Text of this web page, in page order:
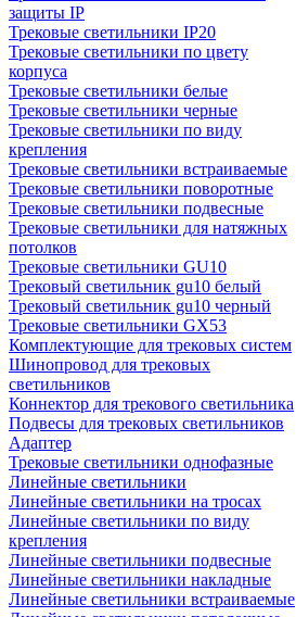
защиты IP
Трековые светильники IP20
Трековые светильники по цвету
корпуса
Трековые светильники белые
Трековые светильники черные
Трековые светильники по виду
крепления
Трековые светильники встраиваемые
Трековые светильники поворотные
Трековые светильники подвесные
Трековые светильники для натяжных
потолков
Трековые светильники GU10
Трековый светильник gu10 белый
Трековый светильник gu10 черный
Трековые светильники GX53
Комплектующие для трековых систем
Шинопровод для трековых
светильников
Коннектор для трекового светильника
Подвесы для трековых светильников
Адаптер
Трековые светильники однофазные
Линейные светильники
Линейные светильники на тросах
Линейные светильники по виду
крепления
Линейные светильники подвесные
Линейные светильники накладные
Линейные светильники встраиваемые